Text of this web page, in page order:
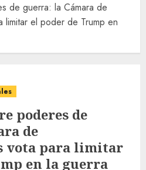
de guerra: la Cámara de
limitar el poder de Trump en
poderes de
de
vota para limitar
en la guerra